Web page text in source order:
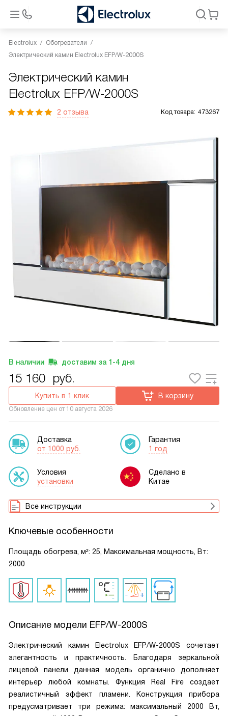
Electrolux
Обогреватели
Электрический камин Electrolux EFP/W-2000S
Электрический камин
Electrolux EFP/W-2000S
2 отзыва Код товара: 473267
В наличии доставим за 1-4 дня
15 160 руб.
Купить в 1 клик В корзину
Обновление цен от 10 августа 2026
Доставка
от 1000 руб.
Условия
установки
Гарантия
1 год
Сделано в
Китае
Все инструкции
Ключевые особенности
Площадь обогрева, м²: 25, Максимальная мощность, Вт:
2000
Описание модели EFP/W-2000S
Электрический камин Electrolux EFP/W-2000S сочетает
элегантность и практичность. Благодаря зеркальной
лицевой панели данная модель органично дополняет
интерьер любой комнаты. Функция Real Fire создает
реалистичный эффект пламени. Конструкция прибора
предусматривает три режима: максимальный 2000 Вт,